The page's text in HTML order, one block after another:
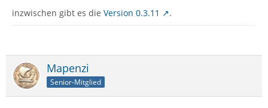
inzwischen gibt es die Version 0.3.11 .
Mapenzi
Senior-Mitglied